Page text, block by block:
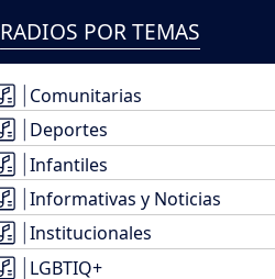
RADIOS POR TEMAS
Comunitarias
Deportes
Infantiles
Informativas y Noticias
Institucionales
LGBTIQ+